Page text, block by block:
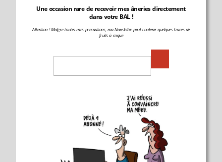
Une occasion rare de recevoir mes âneries directement
dans votre BAL !
Attention ! Malgré toutes mes précautions, ma Newsletter peut contenir quelques traces de
fruits à coque